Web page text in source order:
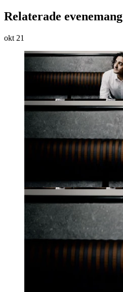
Relaterade evenemang
okt 21